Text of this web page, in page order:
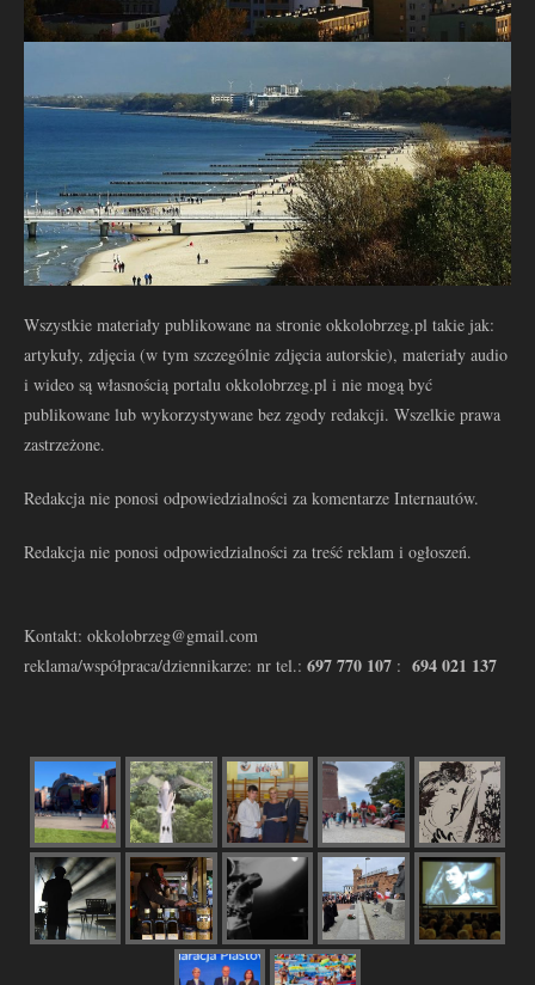
Wszystkie materiały publikowane na stronie okkolobrzeg.pl takie jak:
artykuły, zdjęcia (w tym szczególnie zdjęcia autorskie), materiały audio
i wideo są własnością portalu okkolobrzeg.pl i nie mogą być
publikowane lub wykorzystywane bez zgody redakcji. Wszelkie prawa
zastrzeżone.
Redakcja nie ponosi odpowiedzialności za komentarze Internautów.
Redakcja nie ponosi odpowiedzialności za treść reklam i ogłoszeń.
Kontakt: okkolobrzeg@gmail.com
reklama/współpraca/dziennikarze: nr tel.: 697 770 107 : 694 021 137